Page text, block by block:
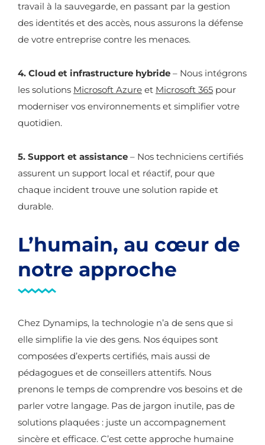
travail à la sauvegarde, en passant par la gestion
des identités et des accès, nous assurons la défense
de votre entreprise contre les menaces.
4. Cloud et infrastructure hybride – Nous intégrons
les solutions Microsoft Azure et Microsoft 365 pour
moderniser vos environnements et simplifier votre
quotidien.
5. Support et assistance – Nos techniciens certifiés
assurent un support local et réactif, pour que
chaque incident trouve une solution rapide et
durable.
L’humain, au cœur de
notre approche
Chez Dynamips, la technologie n’a de sens que si
elle simplifie la vie des gens. Nos équipes sont
composées d’experts certifiés, mais aussi de
pédagogues et de conseillers attentifs. Nous
prenons le temps de comprendre vos besoins et de
parler votre langage. Pas de jargon inutile, pas de
solutions plaquées : juste un accompagnement
sincère et efficace. C’est cette approche humaine